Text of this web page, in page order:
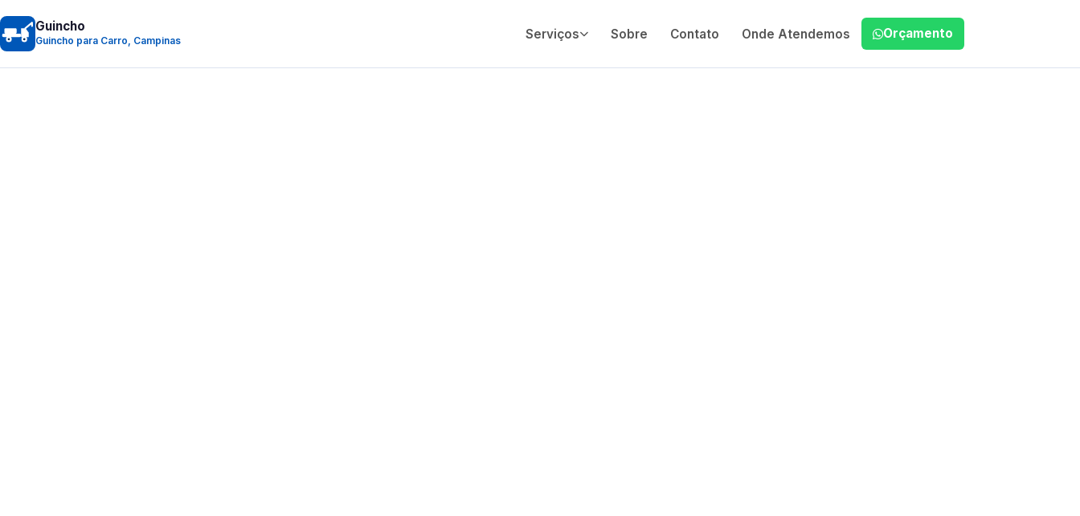
Guincho
Guincho para Carro, Campinas Serviços Sobre Contato Onde Atendemos Orçamento